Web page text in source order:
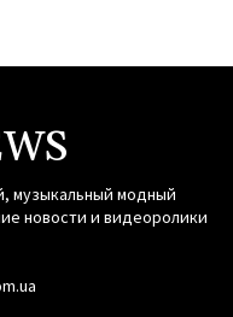
музыкальный модный
новости и видеоролики